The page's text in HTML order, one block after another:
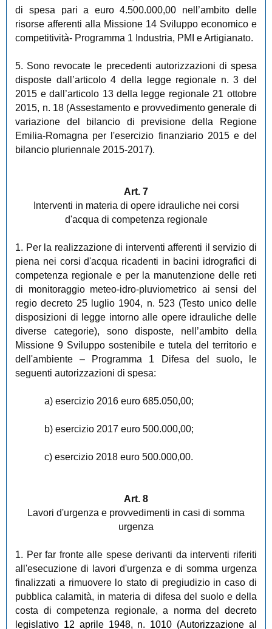
di spesa pari a euro 4.500.000,00 nell’ambito delle
risorse afferenti alla Missione 14 Sviluppo economico e
competitività- Programma 1 Industria, PMI e Artigianato.
5. Sono revocate le precedenti autorizzazioni di spesa
disposte dall’articolo 4 della legge regionale n. 3 del
2015 e dall’articolo 13 della legge regionale 21 ottobre
2015, n. 18 (Assestamento e provvedimento generale di
variazione del bilancio di previsione della Regione
Emilia-Romagna per l'esercizio finanziario 2015 e del
bilancio pluriennale 2015-2017).
Art. 7
Interventi in materia di opere idrauliche nei corsi
d'acqua di competenza regionale
1. Per la realizzazione di interventi afferenti il servizio di
piena nei corsi d'acqua ricadenti in bacini idrografici di
competenza regionale e per la manutenzione delle reti
di monitoraggio meteo-idro-pluviometrico ai sensi del
regio decreto 25 luglio 1904, n. 523 (Testo unico delle
disposizioni di legge intorno alle opere idrauliche delle
diverse categorie), sono disposte, nell’ambito della
Missione 9 Sviluppo sostenibile e tutela del territorio e
dell'ambiente – Programma 1 Difesa del suolo, le
seguenti autorizzazioni di spesa:
a) esercizio 2016 euro 685.050,00;
b) esercizio 2017 euro 500.000,00;
c) esercizio 2018 euro 500.000,00.
Art. 8
Lavori d'urgenza e provvedimenti in casi di somma
urgenza
1. Per far fronte alle spese derivanti da interventi riferiti
all'esecuzione di lavori d'urgenza e di somma urgenza
finalizzati a rimuovere lo stato di pregiudizio in caso di
pubblica calamità, in materia di difesa del suolo e della
costa di competenza regionale, a norma del decreto
legislativo 12 aprile 1948, n. 1010 (Autorizzazione al